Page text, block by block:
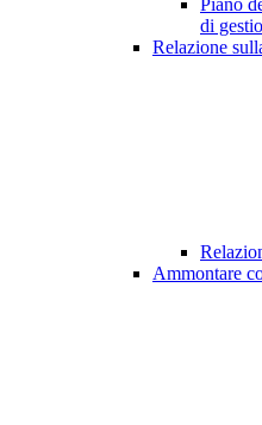
Piano
di
Relazione
Ammontare